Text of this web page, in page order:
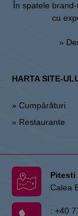
În spatele
cu
»
HARTA SITE-
» Cumpărături
» Restaurante
Pitesti
Calea
: +40